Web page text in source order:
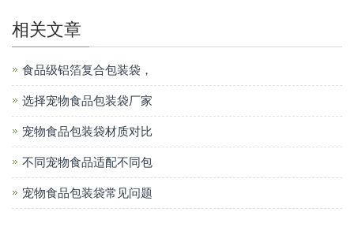
相关文章
食品级铝箔复合包装袋，
选择宠物食品包装袋厂家
宠物食品包装袋材质对比
不同宠物食品适配不同包
宠物食品包装袋常见问题